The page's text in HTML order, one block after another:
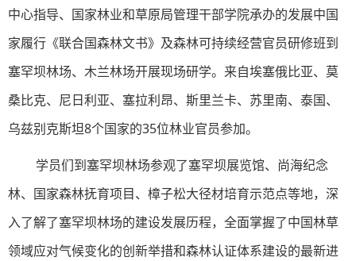
中心指导、国家林业和草原局管理干部学院承办的发展中国
家履行《联合国森林文书》及森林可持续经营官员研修班到
塞罕坝林场、木兰林场开展现场研学。来自埃塞俄比亚、莫
桑比克、尼日利亚、塞拉利昂、斯里兰卡、苏里南、泰国、
乌兹别克斯坦8个国家的35位林业官员参加。
学员们到塞罕坝林场参观了塞罕坝展览馆、尚海纪念
林、国家森林抚育项目、樟子松大径材培育示范点等地，深
入了解了塞罕坝林场的建设发展历程，全面掌握了中国林草
领域应对气候变化的创新举措和森林认证体系建设的最新进